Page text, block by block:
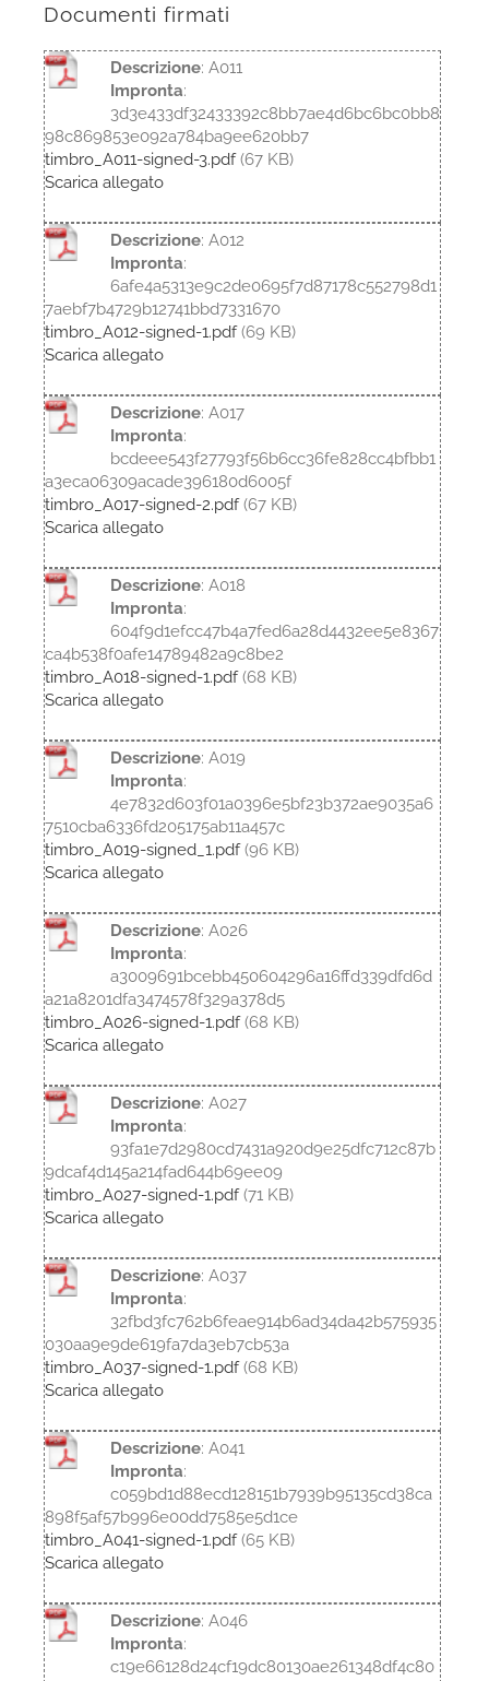
Documenti firmati
Descrizione: A011
Impronta:
3d3e433df32433392c8bb7ae4d6bc6bc0bb8
98c869853e092a784ba9ee620bb7
timbro_A011-signed-3.pdf(67 KB)
Scarica allegato
Descrizione: A012
Impronta:
6afe4a5313e9c2de0695f7d87178c552798d1
7aebf7b4729b12741bbd7331670
timbro_A012-signed-1.pdf(69 KB)
Scarica allegato
Descrizione: A017
Impronta:
bcdeee543f27793f56b6cc36fe828cc4bfbb1
a3eca06309acade396180d6005f
timbro_A017-signed-2.pdf(67 KB)
Scarica allegato
Descrizione: A018
Impronta:
604f9d1efcc47b4a7fed6a28d4432ee5e8367
ca4b538f0afe14789482a9c8be2
timbro_A018-signed-1.pdf(68 KB)
Scarica allegato
Descrizione: A019
Impronta:
4e7832d603f01a0396e5bf23b372ae9035a6
7510cba6336fd205175ab11a457c
timbro_A019-signed_1.pdf(96 KB)
Scarica allegato
Descrizione: A026
Impronta:
a3009691bcebb450604296a16ffd339dfd6d
a21a8201dfa3474578f329a378d5
timbro_A026-signed-1.pdf(68 KB)
Scarica allegato
Descrizione: A027
Impronta:
93fa1e7d2980cd7431a920d9e25dfc712c87b
9dcaf4d145a214fad644b69ee09
timbro_A027-signed-1.pdf(71 KB)
Scarica allegato
Descrizione: A037
Impronta:
32fbd3fc762b6feae914b6ad34da42b575935
030aa9e9de619fa7da3eb7cb53a
timbro_A037-signed-1.pdf(68 KB)
Scarica allegato
Descrizione: A041
Impronta:
c059bd1d88ecd128151b7939b95135cd38ca
898f5af57b996e00dd7585e5d1ce
timbro_A041-signed-1.pdf(65 KB)
Scarica allegato
Descrizione: A046
Impronta:
c19e66128d24cf19dc80130ae261348df4c80